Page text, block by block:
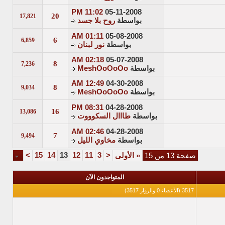
05-11-2008
11:02 PM
بواسطة روح بلا جسد
20
17,821
05-08-2008
01:11 AM
بواسطة نور لبنان
6
6,859
05-07-2008
02:18 AM
بواسطة MeshOoOoOo
8
7,236
04-30-2008
12:49 AM
بواسطة MeshOoOoOo
8
9,034
04-28-2008
08:31 PM
بواسطة طااال السكوووت
16
13,086
04-28-2008
02:46 AM
بواسطة مخاوي الليل
7
9,494
صفحة 13 من 15 « الأولى <
3
11
12
13
14
15
>
المتواجدون الآن
3517 (الأعضاء 0 والزوار 3517)